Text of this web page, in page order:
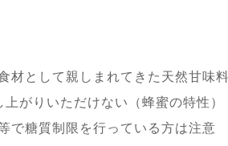
材として親しまれてきた天然甘味
がりいただけない（蜂蜜の特性）
で糖質制限を行っている方は注意